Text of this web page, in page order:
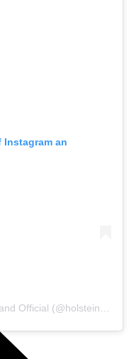
Instagram an
Ein Beitrag geteilt von Holsteiner Verband Official (@holsteinerverbandofficial)